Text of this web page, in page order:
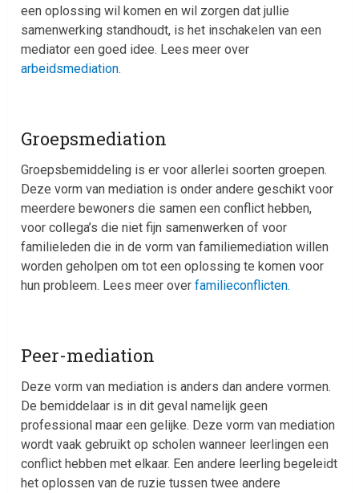
een oplossing wil komen en wil zorgen dat jullie
samenwerking standhoudt, is het inschakelen van een
mediator een goed idee. Lees meer over
arbeidsmediation.
Groepsmediation
Groepsbemiddeling is er voor allerlei soorten groepen.
Deze vorm van mediation is onder andere geschikt voor
meerdere bewoners die samen een conflict hebben,
voor collega’s die niet fijn samenwerken of voor
familieleden die in de vorm van familiemediation willen
worden geholpen om tot een oplossing te komen voor
hun probleem. Lees meer overfamilieconflicten.
Peer-mediation
Deze vorm van mediation is anders dan andere vormen.
De bemiddelaar is in dit geval namelijk geen
professional maar een gelijke. Deze vorm van mediation
wordt vaak gebruikt op scholen wanneer leerlingen een
conflict hebben met elkaar. Een andere leerling begeleidt
het oplossen van de ruzie tussen twee andere